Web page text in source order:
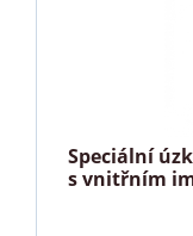
Speciální
s vnitřním